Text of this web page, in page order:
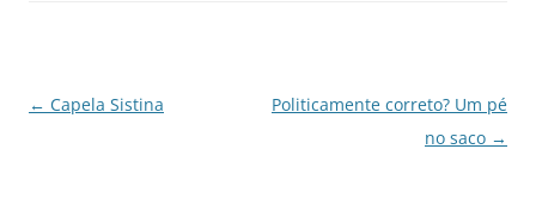
o
k
p
Navegação
← Capela Sistina
Politicamente correto? Um pé
no saco →